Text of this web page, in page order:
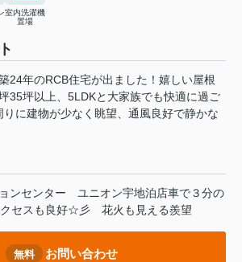
室内洗濯機
置場
24年のRCB住宅が出ました！嬉しい屋根
35坪以上、5LDKと大家族でも快適に過ご
に建物が少なく眺望、通風良好で静かな
ンセンター
ユニオン宇地泊店車で３分の
セスも良好☆彡 花火も見える羨望
無料 お問い合わせ